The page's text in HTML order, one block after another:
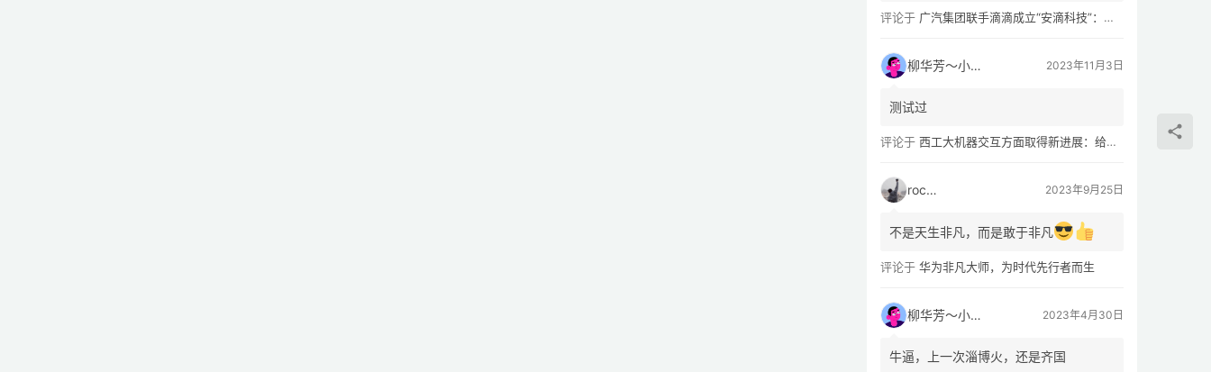
评论于 广汽集团联手滴滴成立“安滴科技”：加速 L4 级 Robotaxi 量产
柳华芳～小芳侠 2023年11月3日
测试过
评论于 西工大机器交互方面取得新进展：给无人机“装上大脑、建立群聊”
rocky 2023年9月25日
不是天生非凡，而是敢于非凡
评论于 华为非凡大师，为时代先行者而生
柳华芳～小芳侠 2023年4月30日
牛逼，上一次淄博火，还是齐国